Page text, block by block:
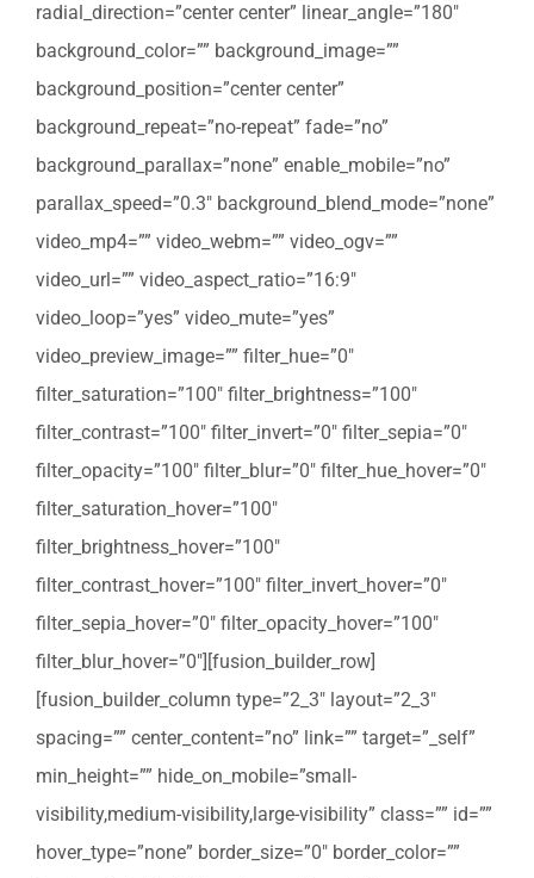
radial_direction=”center center” linear_angle=”180″
background_color=”” background_image=””
background_position=”center center”
background_repeat=”no-repeat” fade=”no”
background_parallax=”none” enable_mobile=”no”
parallax_speed=”0.3″ background_blend_mode=”none”
video_mp4=”” video_webm=”” video_ogv=””
video_url=”” video_aspect_ratio=”16:9″
video_loop=”yes” video_mute=”yes”
video_preview_image=”” filter_hue=”0″
filter_saturation=”100″ filter_brightness=”100″
filter_contrast=”100″ filter_invert=”0″ filter_sepia=”0″
filter_opacity=”100″ filter_blur=”0″ filter_hue_hover=”0″
filter_saturation_hover=”100″
filter_brightness_hover=”100″
filter_contrast_hover=”100″ filter_invert_hover=”0″
filter_sepia_hover=”0″ filter_opacity_hover=”100″
filter_blur_hover=”0″][fusion_builder_row]
[fusion_builder_column type=”2_3″ layout=”2_3″
spacing=”” center_content=”no” link=”” target=”_self”
min_height=”” hide_on_mobile=”small-
visibility,medium-visibility,large-visibility” class=”” id=””
hover_type=”none” border_size=”0″ border_color=””